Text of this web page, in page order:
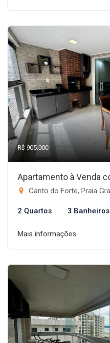
R$ 905.000
Apartamento à Venda
Canto do Forte, Praia
2 Quartos 3 Banheiros
Mais informações